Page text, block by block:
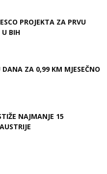
PROJEKTA ZA PRVU
U BIH
ZA 0,99 KM MJESEČNO
NAJMANJE 15